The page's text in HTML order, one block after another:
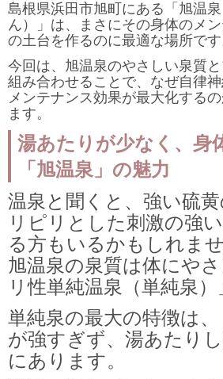
島根県浜田市旭町にある「旭温
ん）」は、まさにその身体のメン
の土台を作るのに最適な場所です
今回は、旭温泉のやさしい泉質
組み合わせることで、なぜ自律
メンテナンス効果が最大化する
ます。
湯あたりが少なく、身
「旭温泉」の魅力
温泉と聞くと、強い硫
リピリとした刺激の強
る方もいるかもしれま
旭温泉の泉質は体にや
リ性単純温泉（単純泉）
単純泉の最大の特徴は
が強すぎず、湯あたり
にあります。